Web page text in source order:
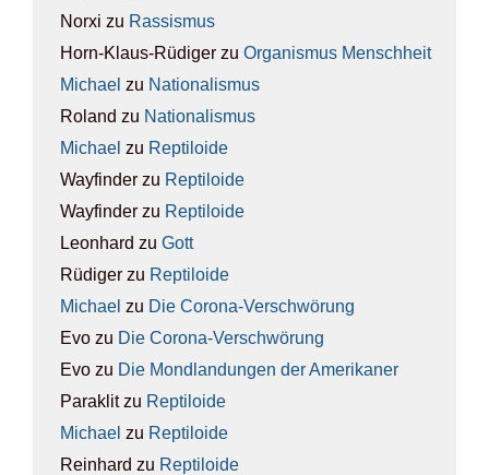
Norxi zu Ras­sis­mus
Horn-Klaus-Rüdiger zu Orga­nis­mus Mensch­heit
Michael zu Natio­na­lis­mus
Roland zu Natio­na­lis­mus
Michael zu Rep­ti­lo­ide
Wayfinder zu Rep­ti­lo­ide
Wayfinder zu Rep­ti­lo­ide
Leonhard zu Gott
Rüdiger zu Rep­ti­lo­ide
Michael zu Die Coro­na-Ver­schwö­rung
Evo zu Die Coro­na-Ver­schwö­rung
Evo zu Die Mond­lan­dun­gen der Ame­ri­ka­ner
Paraklitzu Rep­ti­lo­ide
Michael zu Rep­ti­lo­ide
Reinhard zu Rep­ti­lo­ide